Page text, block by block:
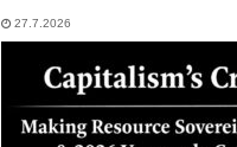
27.7.2026